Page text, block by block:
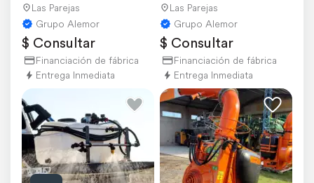
Las Parejas
Grupo Alemor
$ Consultar
Financiación de fábrica
Entrega Inmediata
Las Parejas
Grupo Alemor
$ Consultar
Financiación de fábrica
Entrega Inmediata